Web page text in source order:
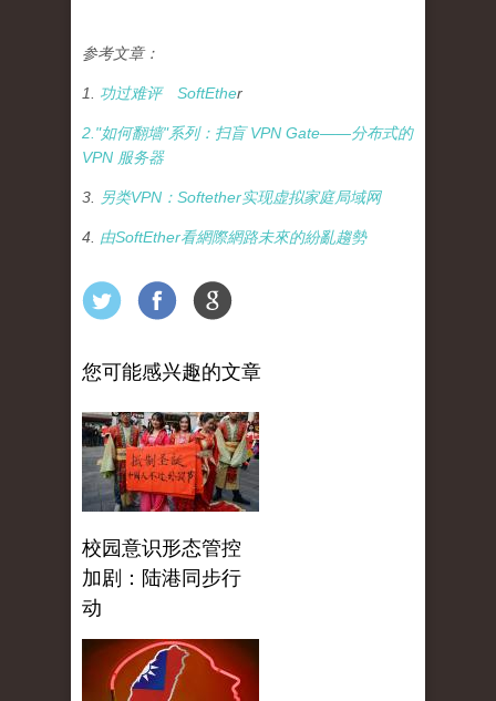
参考文章：
1. 功过难评 SoftEther
2."如何翻墙"系列：扫盲VPN Gate——分布式的
VPN 服务器
3. 另类VPN ： Softether实现虚拟家庭局域网
4. 由SoftEther看網際網路未來的紛亂趨勢
您可能感兴趣的文章
校园意识形态管控
加剧：陆港同步行
动